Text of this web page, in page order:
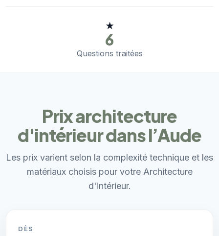
★
6
Questions traitées
Prix architecture
d'intérieur dans l’Aude
Les prix varient selon la complexité technique et les
matériaux choisis pour votre Architecture
d'intérieur.
DÈS